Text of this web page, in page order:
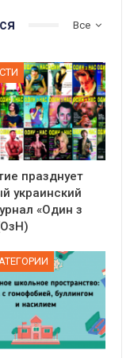
Все
празднует
украинский
«Один з